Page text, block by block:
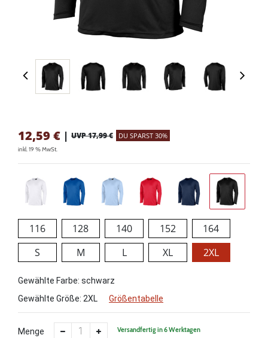
12,59 € | UVP 17,99 € DU SPARST 30%
inkl. 19 % MwSt.
116 128 140 152
164
S
M L XL 2XL
Gewählte Farbe: schwarz
Gewählte Größe: 2XL Größentabelle
Menge Versandfertig in 6 Werktagen